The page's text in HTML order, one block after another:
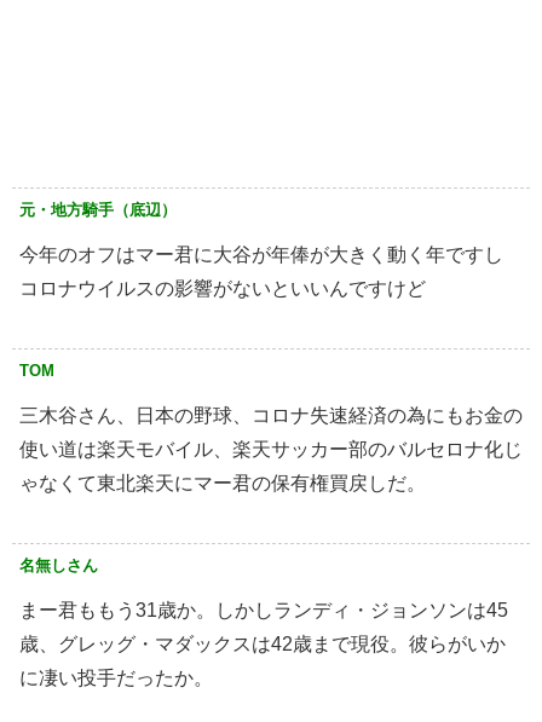
元・地方騎手（底辺）
今年のオフはマー君に大谷が年俸が大きく動く年ですし
コロナウイルスの影響がないといいんですけど
TOM
三木谷さん、日本の野球、コロナ失速経済の為にもお金の
使い道は楽天モバイル、楽天サッカー部のバルセロナ化じ
ゃなくて東北楽天にマー君の保有権買戻しだ。
名無しさん
まー君ももう31歳か。しかしランディ・ジョンソンは45
歳、グレッグ・マダックスは42歳まで現役。彼らがいか
に凄い投手だったか。